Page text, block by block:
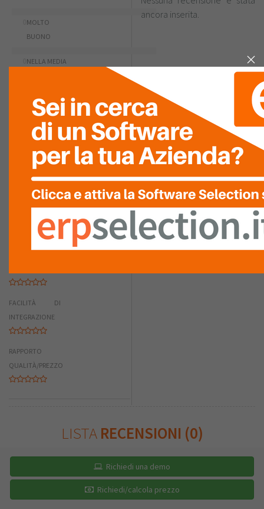
MOLTO
BUONO
NELLA MEDIA
PESSIMO
RIASSUNTO PUNTEGGIO
FACILITÀ D'USO
FACILITÀ DI
INTEGRAZIONE
RAPPORTO
QUALITÀ/PREZZO
ancora inserita.
LISTA RECENSIONI (0)
Richiedi una demo
Richiedi/calcola prezzo